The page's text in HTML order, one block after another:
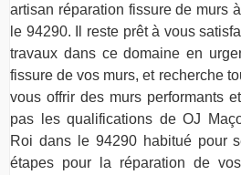
artisan réparation fissure de murs
le 94290. Il reste prêt à vous
travaux dans ce domaine en
fissure de vos murs, et recherche
vous offrir des murs performants
pas les qualifications de OJ
Roi dans le 94290 habitué pour
étapes pour la réparation de